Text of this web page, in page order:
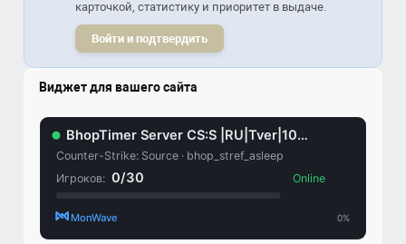
карточкой, статистику и приоритет в выдаче.
Войти и подтвердить
Виджет для вашего сайта